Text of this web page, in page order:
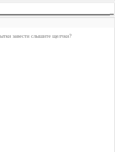
завести слышите щелчки?